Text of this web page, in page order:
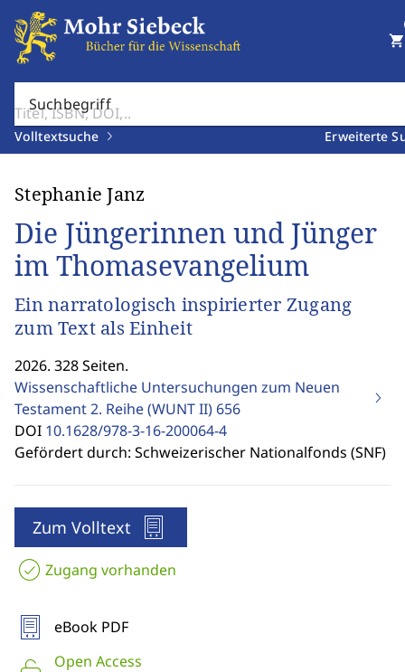
Suchbegriff
Volltextsuche Erweiterte
shopping_cart
Stephanie Janz
Die Jüngerinnen und Jünger
im Thomasevangelium
Ein narratologisch inspirierter Zugang
zum Text als Einheit
2026. 328 Seiten.
Wissenschaftliche Untersuchungen zum Neuen
Testament 2. Reihe (WUNT II) 656
DOI 10.1628/978-3-16-200064-4
Gefördert durch: Schweizerischer Nationalfonds (SNF)
Zum Volltext
Zugang vorhanden
eBook PDF
Open Access